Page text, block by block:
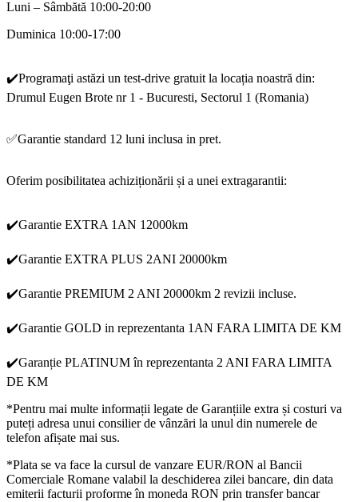
Luni – Sâmbătă 10:00-20:00
Duminica 10:00-17:00
✔️Programaţi astăzi un test-drive gratuit la locația noastră din:
Drumul Eugen Brote nr 1 - Bucuresti, Sectorul 1 (Romania)
✅Garantie standard 12 luni inclusa in pret.
Oferim posibilitatea achiziționării și a unei extragarantii:
✔️Garantie EXTRA 1AN 12000km
✔️Garantie EXTRA PLUS 2ANI 20000km
✔️Garantie PREMIUM 2 ANI 20000km 2 revizii incluse.
✔️Garantie GOLD in reprezentanta 1AN FARA LIMITA DE KM
✔️Garanție PLATINUM în reprezentanta 2 ANI FARA LIMITA
DE KM
*Pentru mai multe informații legate de Garanțiile extra și costuri va
puteți adresa unui consilier de vânzări la unul din numerele de
telefon afișate mai sus.
*Plata se va face la cursul de vanzare EUR/RON al Bancii
Comerciale Romane valabil la deschiderea zilei bancare, din data
emiterii facturii proforme în moneda RON prin transfer bancar